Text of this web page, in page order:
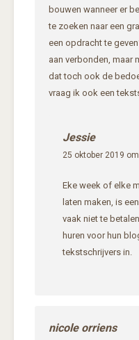
bouwen wanneer er
te zoeken naar een
een opdracht te
aan verbonden, maar
dat toch ook de
vraag ik ook een
Jessie
25 oktober 2019
Eke week of elke
laten maken, is
vaak niet te
huren voor hun
tekstschrijvers in.
nicole orriens